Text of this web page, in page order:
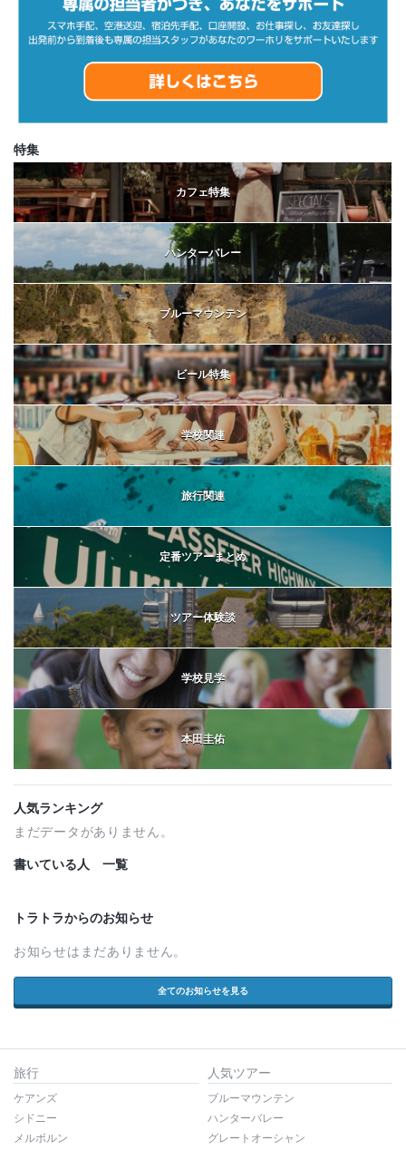
特集
カフェ特集
ハンターバレー
ブルーマウンテン
ビール特集
学校関連
旅行関連
定番ツアーまとめ
ツアー体験談
学校見学
本田圭佑
人気ランキング
まだデータがありません。
書いている人 一覧
トラトラからのお知らせ
お知らせはまだありません。
全てのお知らせを見る
旅行
ケアンズ
シドニー
メルボルン
人気ツアー
ブルーマウンテン
ハンターバレー
グレートオーシャン